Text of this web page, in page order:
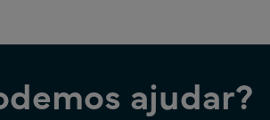
ajudar?